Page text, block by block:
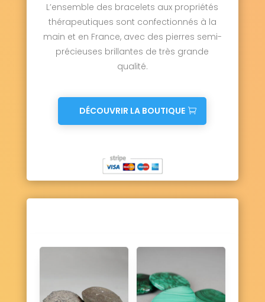
L’ensemble des bracelets aux propriétés
thérapeutiques sont confectionnés à la
main et en France, avec des pierres semi-
précieuses brillantes de très grande
qualité.
DÉCOUVRIR LA BOUTIQUE